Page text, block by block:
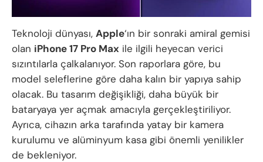
Teknoloji dünyası, Apple‘ın bir sonraki amiral gemisi
olan iPhone 17 Pro Max ile ilgili heyecan verici
sızıntılarla çalkalanıyor. Son raporlara göre, bu
model seleflerine göre daha kalın bir yapıya sahip
olacak. Bu tasarım değişikliği, daha büyük bir
bataryaya yer açmak amacıyla gerçekleştiriliyor.
Ayrıca, cihazın arka tarafında yatay bir kamera
kurulumu ve alüminyum kasa gibi önemli yenilikler
de bekleniyor.